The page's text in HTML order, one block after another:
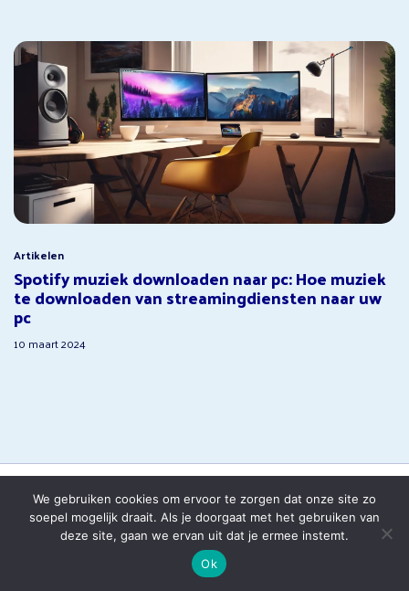
Artikelen
Spotify muziek downloaden naar pc: Hoe muziek
te downloaden van streamingdiensten naar uw
pc
10 maart 2024
We gebruiken cookies om ervoor te zorgen dat onze site zo
soepel mogelijk draait. Als je doorgaat met het gebruiken van
deze site, gaan we ervan uit dat je ermee instemt.
Ok